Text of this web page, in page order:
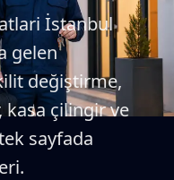
İstanbul
gelen
değiştirme,
kasa çilingir ve
sayfada